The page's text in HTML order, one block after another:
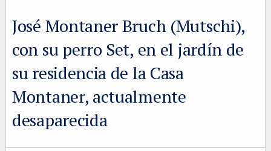
José Montaner Bruch (Mutschi),
con su perro Set, en el jardín de
su residencia de la Casa
Montaner, actualmente
desaparecida